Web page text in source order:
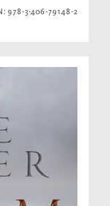
978-3-406-79148-2